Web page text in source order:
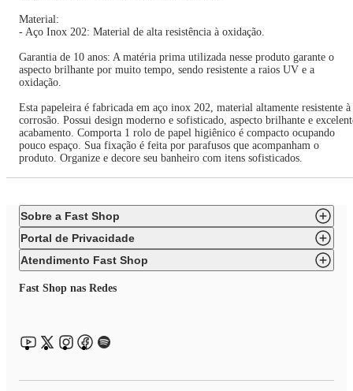
Material:
- Aço Inox 202: Material de alta resistência à oxidação.
Garantia de 10 anos: A matéria prima utilizada nesse produto garante o
aspecto brilhante por muito tempo, sendo resistente a raios UV e a
oxidação.
Esta papeleira é fabricada em aço inox 202, material altamente resistente à
corrosão. Possui design moderno e sofisticado, aspecto brilhante e
acabamento. Comporta 1 rolo de papel higiênico é compacto ocupando
pouco espaço. Sua fixação é feita por parafusos que acompanham o
produto. Organize e decore seu banheiro com itens sofisticados.
Sobre a Fast Shop
Portal de Privacidade
Atendimento Fast Shop
Fast Shop nas Redes